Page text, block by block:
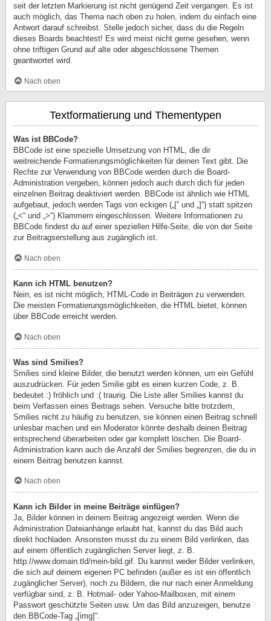
seit der letzten Markierung ist nicht genügend Zeit vergangen. Es ist
auch möglich, das Thema nach oben zu holen, indem du einfach eine
Antwort darauf schreibst. Stelle jedoch sicher, dass du die Regeln
dieses Boards beachtest! Es wird meist nicht gerne gesehen, wenn
ohne triftigen Grund auf alte oder abgeschlossene Themen
geantwortet wird.
Nach oben
Textformatierung und Thementypen
Was ist BBCode?
BBCode ist eine spezielle Umsetzung von HTML, die dir
weitreichende Formatierungsmöglichkeiten für deinen Text gibt. Die
Rechte zur Verwendung von BBCode werden durch die Board-
Administration vergeben, können jedoch auch durch dich für jeden
einzelnen Beitrag deaktiviert werden. BBCode ist ähnlich wie HTML
aufgebaut, jedoch werden Tags von eckigen („[“ und „]“) statt spitzen
(„<“ und „>“) Klammern eingeschlossen. Weitere Informationen zu
BBCode findest du auf einer speziellen Hilfe-Seite, die von der Seite
zur Beitragserstellung aus zugänglich ist.
Nach oben
Kann ich HTML benutzen?
Nein, es ist nicht möglich, HTML-Code in Beiträgen zu verwenden.
Die meisten Formatierungsmöglichkeiten, die HTML bietet, können
über BBCode erreicht werden.
Nach oben
Was sind Smilies?
Smilies sind kleine Bilder, die benutzt werden können, um ein Gefühl
auszudrücken. Für jeden Smilie gibt es einen kurzen Code, z. B.
bedeutet :) fröhlich und :( traurig. Die Liste aller Smilies kannst du
beim Verfassen eines Beitrags sehen. Versuche bitte trotzdem,
Smilies nicht zu häufig zu benutzen, sie können einen Beitrag schnell
unlesbar machen und ein Moderator könnte deshalb deinen Beitrag
entsprechend überarbeiten oder gar komplett löschen. Die Board-
Administration kann auch die Anzahl der Smilies begrenzen, die du in
einem Beitrag benutzen kannst.
Nach oben
Kann ich Bilder in meine Beiträge einfügen?
Ja, Bilder können in deinem Beitrag angezeigt werden. Wenn die
Administration Dateianhänge erlaubt hat, kannst du das Bild auch
direkt hochladen. Ansonsten musst du zu einem Bild verlinken, das
auf einem öffentlich zugänglichen Server liegt, z. B.
http://www.domain.tld/mein-bild.gif. Du kannst weder Bilder verlinken,
die sich auf deinem eigenen PC befinden (außer es ist ein öffentlich
zugänglicher Server), noch zu Bildern, die nur nach einer Anmeldung
verfügbar sind, z. B. Hotmail- oder Yahoo-Mailboxen, mit einem
Passwort geschützte Seiten usw. Um das Bild anzuzeigen, benutze
den BBCode-Tag „[img]“.